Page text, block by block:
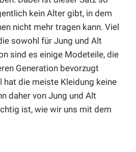
kein Alter gibt, in dem
nicht mehr tragen kann. Viel
sowohl für Jung und Alt
sind es einige Modeteile, die
Generation bevorzugt
hat die meiste Kleidung keine
daher von Jung und Alt
ist, wie wir uns mit dem